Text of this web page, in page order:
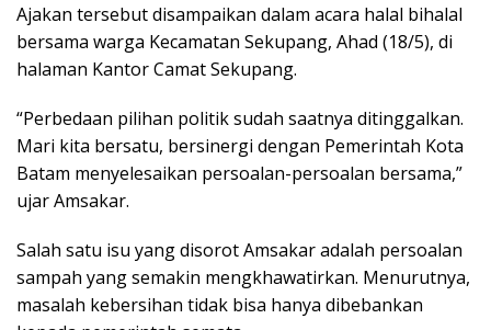
Ajakan tersebut disampaikan dalam acara halal bihalal
bersama warga Kecamatan Sekupang, Ahad (18/5), di
halaman Kantor Camat Sekupang.
“Perbedaan pilihan politik sudah saatnya ditinggalkan.
Mari kita bersatu, bersinergi dengan Pemerintah Kota
Batam menyelesaikan persoalan-persoalan bersama,”
ujar Amsakar.
Salah satu isu yang disorot Amsakar adalah persoalan
sampah yang semakin mengkhawatirkan. Menurutnya,
masalah kebersihan tidak bisa hanya dibebankan